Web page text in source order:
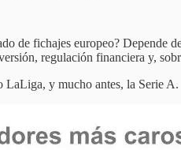
de fichajes europeo? Depende
regulación financiera y,
LaLiga, y mucho antes, la Serie A.